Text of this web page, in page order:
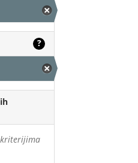
?
kriterijima